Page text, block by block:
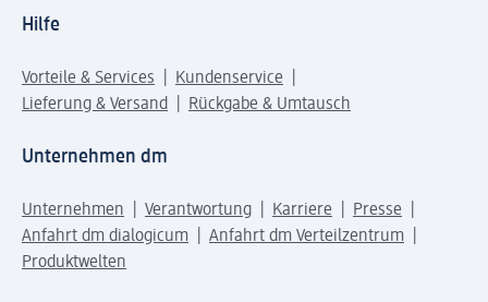
Hilfe
Vorteile & Services
Kundenservice
Lieferung & Versand
Rückgabe & Umtausch
Unternehmen dm
Unternehmen Verantwortung Karriere
Presse
Anfahrt dm dialogicum
Anfahrt dm Verteilzentrum
Produktwelten